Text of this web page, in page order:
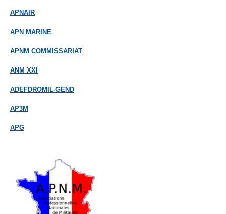
APNAIR
APN MARINE
APNM COMMISSARIAT
ANM XXI
ADEFDROMIL-GEND
AP3M
APG